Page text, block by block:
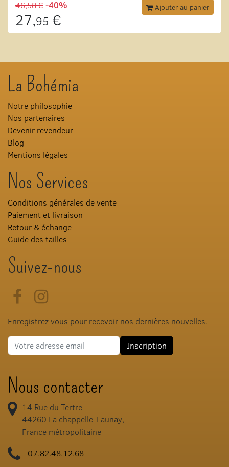
46,58 €-40%
27,95 €
Ajouter au panier
La Bohémia
Notre philosophie
Nos partenaires
Devenir revendeur
Blog
Mentions légales
Nos Services
Conditions générales de vente
Paiement et livraison
Retour & échange
Guide des tailles
Suivez-nous
FacebookInstagram
Enregistrez vous pour recevoir nos dernières nouvelles.
Adresse e-mail
Inscription
Nous contacter
14 Rue du Tertre
44260 La chappelle-Launay,
France métropolitaine
07.82.48.12.68